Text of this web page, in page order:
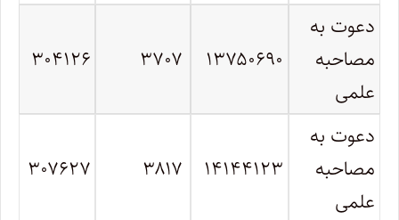
دعوت به
مصاحبه
علمی
۱۳۷۵۰۶۹۰ ۳۷۰۷ ۳۰۴۱۲۶
دعوت به
مصاحبه
علمی
۱۴۱۴۴۱۲۳ ۳۸۱۷ ۳۰۷۶۲۷